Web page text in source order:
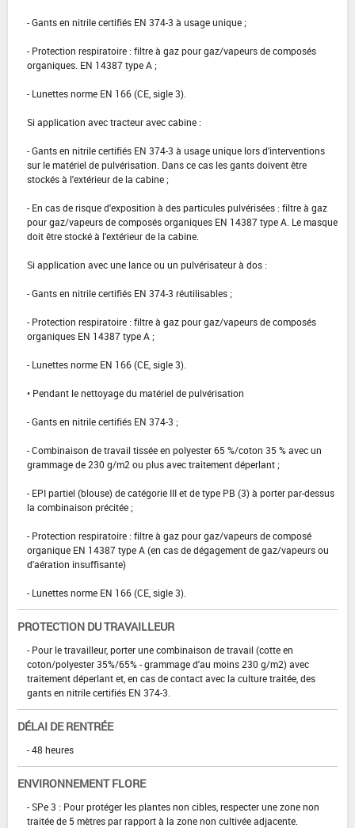
- Gants en nitrile certifiés EN 374-3 à usage unique ;
- Protection respiratoire : filtre à gaz pour gaz/vapeurs de composés
organiques. EN 14387 type A ;
- Lunettes norme EN 166 (CE, sigle 3).
Si application avec tracteur avec cabine :
- Gants en nitrile certifiés EN 374-3 à usage unique lors d'interventions
sur le matériel de pulvérisation. Dans ce cas les gants doivent être
stockés à l'extérieur de la cabine ;
- En cas de risque d'exposition à des particules pulvérisées : filtre à gaz
pour gaz/vapeurs de composés organiques EN 14387 type A. Le masque
doit être stocké à l'extérieur de la cabine.
Si application avec une lance ou un pulvérisateur à dos :
- Gants en nitrile certifiés EN 374-3 réutilisables ;
- Protection respiratoire : filtre à gaz pour gaz/vapeurs de composés
organiques EN 14387 type A ;
- Lunettes norme EN 166 (CE, sigle 3).
• Pendant le nettoyage du matériel de pulvérisation
- Gants en nitrile certifiés EN 374-3 ;
- Combinaison de travail tissée en polyester 65 %/coton 35 % avec un
grammage de 230 g/m2 ou plus avec traitement déperlant ;
- EPI partiel (blouse) de catégorie III et de type PB (3) à porter par-dessus
la combinaison précitée ;
- Protection respiratoire : filtre à gaz pour gaz/vapeurs de composé
organique EN 14387 type A (en cas de dégagement de gaz/vapeurs ou
d'aération insuffisante)
- Lunettes norme EN 166 (CE, sigle 3).
PROTECTION DU TRAVAILLEUR
- Pour le travailleur, porter une combinaison de travail (cotte en
coton/polyester 35%/65% - grammage d'au moins 230 g/m2) avec
traitement déperlant et, en cas de contact avec la culture traitée, des
gants en nitrile certifiés EN 374-3.
DÉLAI DE RENTRÉE
- 48 heures
ENVIRONNEMENT FLORE
- SPe 3 : Pour protéger les plantes non cibles, respecter une zone non
traitée de 5 mètres par rapport à la zone non cultivée adjacente.